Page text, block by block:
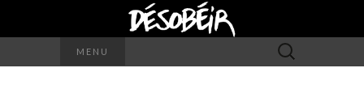
MENU Rechercher :